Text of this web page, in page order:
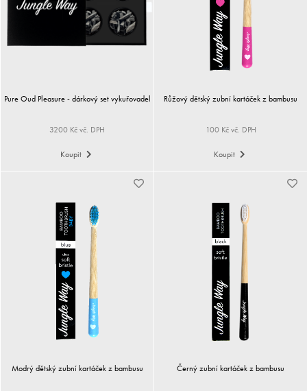
Pure Oud Pleasure - dárkový set vykuřovadel
3200 Kč vč. DPH
Koupit
Růžový dětský zubní kartáček z bambusu
100 Kč vč. DPH
Koupit
Modrý dětský zubní kartáček z bambusu Černý zubní kartáček z bambusu